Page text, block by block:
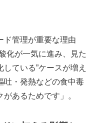
ド管理が重要な理由
化が一気に進み、見た
ている”ケースが増え
吐・発熱などの食中毒
あるためです」。